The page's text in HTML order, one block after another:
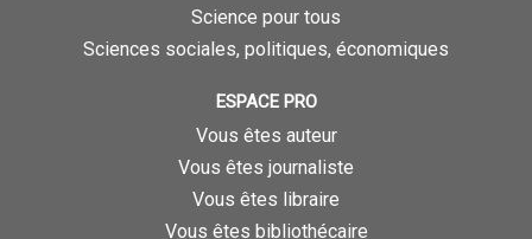
Science pour tous
Sciences sociales, politiques, économiques
ESPACE PRO
Vous êtes auteur
Vous êtes journaliste
Vous êtes libraire
Vous êtes bibliothécaire